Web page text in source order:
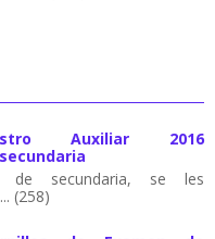
Auxiliar 2016
de secundaria, se les
(258)